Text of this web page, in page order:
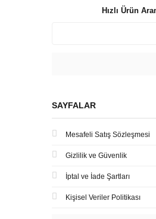
Hızlı Ürün
SAYFALAR
Mesafeli Satış Sözleşmesi
Gizlilik ve Güvenlik
İptal ve İade Şartları
Kişisel Veriler Politikası